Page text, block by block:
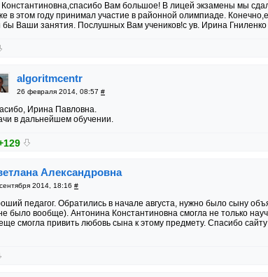
Вам большое! В лицей экзамены мы
в этом году принимал участие в районной олимпиаде.
Ваши занятия. Послушных Вам учеников!с ув. Ирина Гниленко
algoritmcentr
26 февраля 2014, 08:57 #
Ирина Павловна.
в дальнейшем обучении.
Александровна
2014, 18:16 #
педагог. Обратились в начале августа, нужно было сыну
было вообще). Антонина Константиновна смогла не только
смогла привить любовь сына к этому предмету. Спасибо